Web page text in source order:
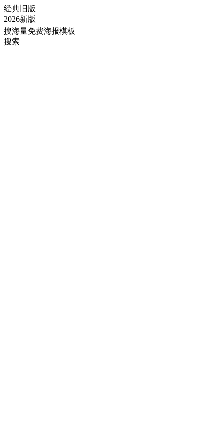
经典旧版
2026新版
搜海量免费海报模板
搜索